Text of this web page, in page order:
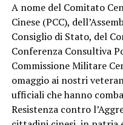
A nome del Comitato
Cinese (PCC),
Consiglio di Stato, del
Conferenza Consultiva
Commissione Militare
omaggio ai nostri
ufficiali che hanno
Resistenza contro